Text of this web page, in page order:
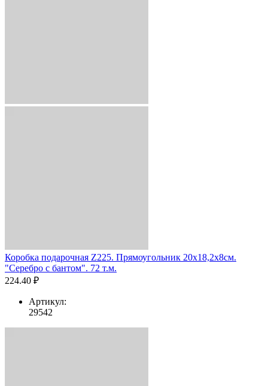
Коробка подарочная Z225. Прямоугольник 20х18,2х8см.
"Серебро с бантом". 72 т.м.
224.40 ₽
Артикул:
29542